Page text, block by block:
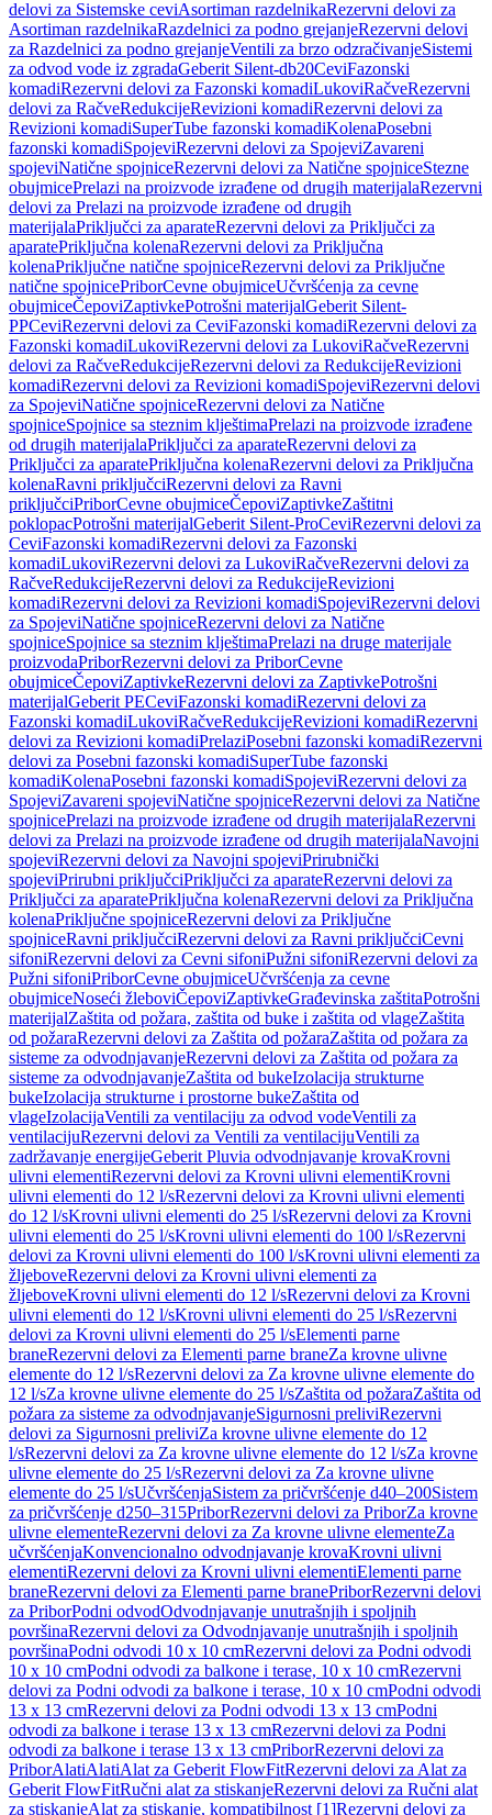
delovi za Sistemske ceviAsortiman razdelnikaRezervni delovi za
Asortiman razdelnikaRazdelnici za podno grejanjeRezervni delovi
za Razdelnici za podno grejanjeVentili za brzo odzračivanjeSistemi
za odvod vode iz zgradaGeberit Silent-db20CeviFazonski
komadiRezervni delovi za Fazonski komadiLukoviRačveRezervni
delovi za RačveRedukcijeRevizioni komadiRezervni delovi za
Revizioni komadiSuperTube fazonski komadiKolenaPosebni
fazonski komadiSpojeviRezervni delovi za SpojeviZavareni
spojeviNatične spojniceRezervni delovi za Natične spojniceStezne
obujmicePrelazi na proizvode izrađene od drugih materijalaRezervni
delovi za Prelazi na proizvode izrađene od drugih
materijalaPriključci za aparateRezervni delovi za Priključci za
aparatePriključna kolenaRezervni delovi za Priključna
kolenaPriključne natične spojniceRezervni delovi za Priključne
natične spojnicePriborCevne obujmiceUčvršćenja za cevne
obujmiceČepoviZaptivkePotrošni materijalGeberit Silent-
PPCeviRezervni delovi za CeviFazonski komadiRezervni delovi za
Fazonski komadiLukoviRezervni delovi za LukoviRačveRezervni
delovi za RačveRedukcijeRezervni delovi za RedukcijeRevizioni
komadiRezervni delovi za Revizioni komadiSpojeviRezervni delovi
za SpojeviNatične spojniceRezervni delovi za Natične
spojniceSpojnice sa steznim klještimaPrelazi na proizvode izrađene
od drugih materijalaPriključci za aparateRezervni delovi za
Priključci za aparatePriključna kolenaRezervni delovi za Priključna
kolenaRavni priključciRezervni delovi za Ravni
priključciPriborCevne obujmiceČepoviZaptivkeZaštitni
poklopacPotrošni materijalGeberit Silent-ProCeviRezervni delovi za
CeviFazonski komadiRezervni delovi za Fazonski
komadiLukoviRezervni delovi za LukoviRačveRezervni delovi za
RačveRedukcijeRezervni delovi za RedukcijeRevizioni
komadiRezervni delovi za Revizioni komadiSpojeviRezervni delovi
za SpojeviNatične spojniceRezervni delovi za Natične
spojniceSpojnice sa steznim klještimaPrelazi na druge materijale
proizvodaPriborRezervni delovi za PriborCevne
obujmiceČepoviZaptivkeRezervni delovi za ZaptivkePotrošni
materijalGeberit PECeviFazonski komadiRezervni delovi za
Fazonski komadiLukoviRačveRedukcijeRevizioni komadiRezervni
delovi za Revizioni komadiPrelaziPosebni fazonski komadiRezervni
delovi za Posebni fazonski komadiSuperTube fazonski
komadiKolenaPosebni fazonski komadiSpojeviRezervni delovi za
SpojeviZavareni spojeviNatične spojniceRezervni delovi za Natične
spojnicePrelazi na proizvode izrađene od drugih materijalaRezervni
delovi za Prelazi na proizvode izrađene od drugih materijalaNavojni
spojeviRezervni delovi za Navojni spojeviPrirubnički
spojeviPrirubni priključciPriključci za aparateRezervni delovi za
Priključci za aparatePriključna kolenaRezervni delovi za Priključna
kolenaPriključne spojniceRezervni delovi za Priključne
spojniceRavni priključciRezervni delovi za Ravni priključciCevni
sifoniRezervni delovi za Cevni sifoniPužni sifoniRezervni delovi za
Pužni sifoniPriborCevne obujmiceUčvršćenja za cevne
obujmiceNoseći žleboviČepoviZaptivkeGrađevinska zaštitaPotrošni
materijalZaštita od požara, zaštita od buke i zaštita od vlageZaštita
od požaraRezervni delovi za Zaštita od požaraZaštita od požara za
sisteme za odvodnjavanjeRezervni delovi za Zaštita od požara za
sisteme za odvodnjavanjeZaštita od bukeIzolacija strukturne
bukeIzolacija strukturne i prostorne bukeZaštita od
vlageIzolacijaVentili za ventilaciju za odvod vodeVentili za
ventilacijuRezervni delovi za Ventili za ventilacijuVentili za
zadržavanje energijeGeberit Pluvia odvodnjavanje krovaKrovni
ulivni elementiRezervni delovi za Krovni ulivni elementiKrovni
ulivni elementi do 12 l/sRezervni delovi za Krovni ulivni elementi
do 12 l/sKrovni ulivni elementi do 25 l/sRezervni delovi za Krovni
ulivni elementi do 25 l/sKrovni ulivni elementi do 100 l/sRezervni
delovi za Krovni ulivni elementi do 100 l/sKrovni ulivni elementi za
žljeboveRezervni delovi za Krovni ulivni elementi za
žljeboveKrovni ulivni elementi do 12 l/sRezervni delovi za Krovni
ulivni elementi do 12 l/sKrovni ulivni elementi do 25 l/sRezervni
delovi za Krovni ulivni elementi do 25 l/sElementi parne
braneRezervni delovi za Elementi parne braneZa krovne ulivne
elemente do 12 l/sRezervni delovi za Za krovne ulivne elemente do
12 l/sZa krovne ulivne elemente do 25 l/sZaštita od požaraZaštita od
požara za sisteme za odvodnjavanjeSigurnosni preliviRezervni
delovi za Sigurnosni preliviZa krovne ulivne elemente do 12
l/sRezervni delovi za Za krovne ulivne elemente do 12 l/sZa krovne
ulivne elemente do 25 l/sRezervni delovi za Za krovne ulivne
elemente do 25 l/sUčvršćenjaSistem za pričvršćenje d40–200Sistem
za pričvršćenje d250–315PriborRezervni delovi za PriborZa krovne
ulivne elementeRezervni delovi za Za krovne ulivne elementeZa
učvršćenjaKonvencionalno odvodnjavanje krovaKrovni ulivni
elementiRezervni delovi za Krovni ulivni elementiElementi parne
braneRezervni delovi za Elementi parne branePriborRezervni delovi
za PriborPodni odvodOdvodnjavanje unutrašnjih i spoljnih
površinaRezervni delovi za Odvodnjavanje unutrašnjih i spoljnih
površinaPodni odvodi 10 x 10 cmRezervni delovi za Podni odvodi
10 x 10 cmPodni odvodi za balkone i terase, 10 x 10 cmRezervni
delovi za Podni odvodi za balkone i terase, 10 x 10 cmPodni odvodi
13 x 13 cmRezervni delovi za Podni odvodi 13 x 13 cmPodni
odvodi za balkone i terase 13 x 13 cmRezervni delovi za Podni
odvodi za balkone i terase 13 x 13 cmPriborRezervni delovi za
PriborAlatiAlatiAlat za Geberit FlowFitRezervni delovi za Alat za
Geberit FlowFitRučni alat za stiskanjeRezervni delovi za Ručni alat
za stiskanjeAlat za stiskanje, kompatibilnost [1]Rezervni delovi za